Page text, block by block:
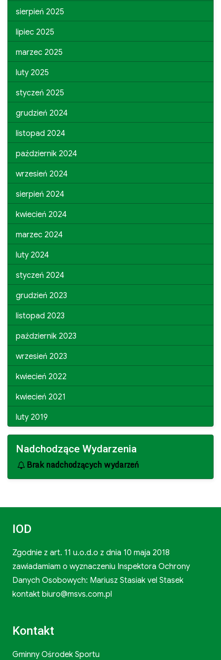
sierpień 2025
lipiec 2025
marzec 2025
luty 2025
styczeń 2025
grudzień 2024
listopad 2024
październik 2024
wrzesień 2024
sierpień 2024
kwiecień 2024
marzec 2024
luty 2024
styczeń 2024
grudzień 2023
listopad 2023
październik 2023
wrzesień 2023
kwiecień 2022
kwiecień 2021
luty 2019
Nadchodzące Wydarzenia
Brak nadchodzących wydarzeń
IOD
Zgodnie z art. 11 u.o.d.o z dnia 10 maja 2018
zawiadamiam o wyznaczeniu Inspektora Ochrony
Danych Osobowych: Mariusz Stasiak vel Stasek
kontakt biuro@msvs.com.pl
Kontakt
Gminny Ośrodek Sportu